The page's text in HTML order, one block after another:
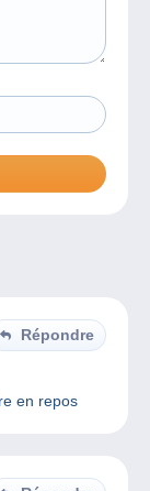
Répondre
en repos